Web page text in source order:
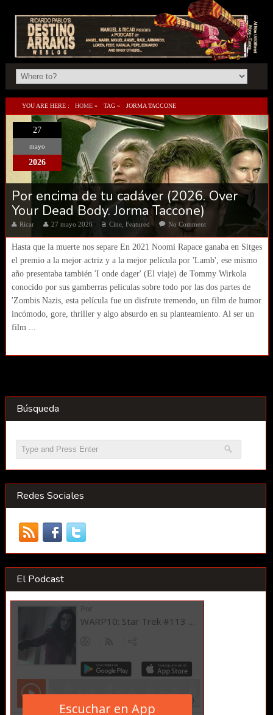
YOU ARE HERE : HOME » TAG » JORMA TACCONE
27
mayo
2026
Por encima de tu cadáver (2026. Over
Your Dead Body. Jorma Taccone)
Ricar 27 mayo 2026 Cine, Featured No Comment
Hasta que la muerte nos separe En 2021 Noomi Rapace ganaba en Sitges
el premio a la mejor actriz y a la mejor película por 'Lamb', ese mismo
año presentaba también 'I onde dager' (El viaje) de Tommy Wirkola
conocido por sus gamberras películas sobre todo por las dos partes de
'Zombis Nazis, esta película fue un disfrute tremendo, un film de humor
incómodo, gore, thriller y algo absurdo en su planteamiento. Al ser un
film ...
Búsqueda
Redes Sociales
El Podcast